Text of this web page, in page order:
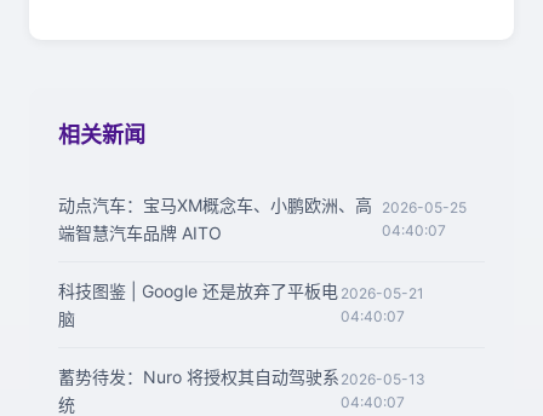
相关新闻
动点汽车：宝马XM概念车、小鹏欧洲、高
端智慧汽车品牌 AITO
2026-05-25
04:40:07
科技图鉴 | Google 还是放弃了平板电
脑
2026-05-21
04:40:07
蓄势待发：Nuro 将授权其自动驾驶系
统
2026-05-13
04:40:07